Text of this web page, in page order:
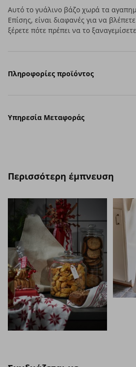
Αυτό το γυάλινο βάζο χωρά τα
Επίσης, είναι διαφανές για να βλέπετε
ξέρετε πότε πρέπει να το
Πληροφορίες προϊόντος
Υπηρεσία Μεταφοράς
Περισσότερη έμπνευση